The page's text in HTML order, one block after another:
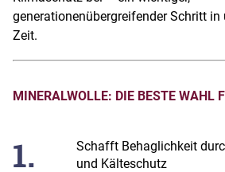
generationenübergreifender Schritt in
Zeit.
MINERALWOLLE: DIE BESTE WAHL
Schafft Behaglichkeit
und Kälteschutz